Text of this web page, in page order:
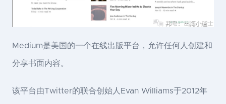
Medium是美国的一个在线出版平台，允许任何人创建和
分享书面内容。
该平台由Twitter的联合创始人Evan Williams于2012年